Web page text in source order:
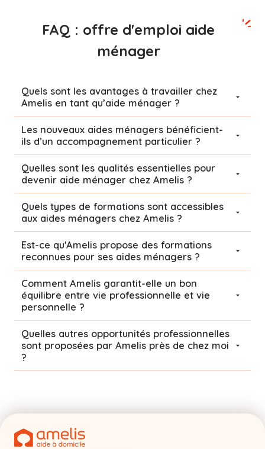
FAQ : offre d'emploi aide
ménager
Quels sont les avantages à travailler chez
Amelis en tant qu’aide ménager ?
Les nouveaux aides ménagers bénéficient-
ils d’un accompagnement particulier ?
Quelles sont les qualités essentielles pour
devenir aide ménager chez Amelis ?
Quels types de formations sont accessibles
aux aides ménagers chez Amelis ?
Est-ce qu'Amelis propose des formations
reconnues pour ses aides ménagers ?
Comment Amelis garantit-elle un bon
équilibre entre vie professionnelle et vie
personnelle ?
Quelles autres opportunités professionnelles
sont proposées par Amelis près de chez moi
?